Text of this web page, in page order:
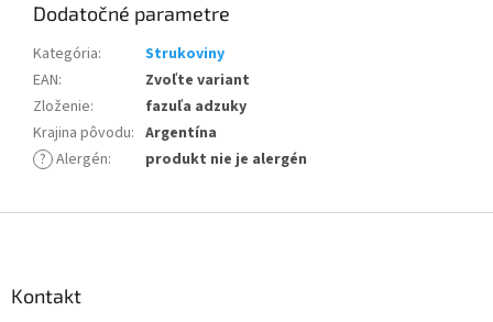
Dodatočné parametre
Kategória:
Strukoviny
EAN:
Zvoľte variant
Zloženie:
fazuľa adzuky
Krajina pôvodu: Argentína
? Alergén: produkt nie je alergén
Kontakt